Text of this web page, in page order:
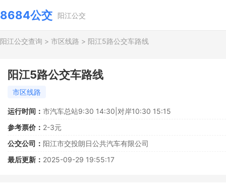
8684公交 阳江公交
阳江公交查询 > 市区线路 > 阳江5路公交车路线
阳江5路公交车路线
市区线路
运行时间： 市汽车总站9:30 14:30|对岸10:30 15:15
参考票价： 2-3元
公交公司： 阳江市交投朗日公共汽车有限公司
最后更新： 2025-09-29 19:55:17